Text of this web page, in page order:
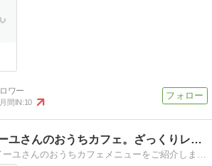
月間IN:10
ざっくりなイーユさんのおうちカフェ。ざっくりレシピ付
カフェを愛するイーユさんのおうちカフェメニューをご紹介します！